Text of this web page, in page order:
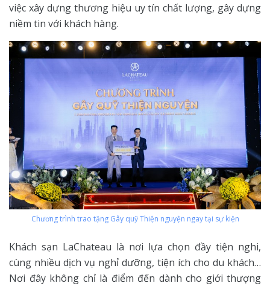
việc xây dựng thương hiệu uy tín chất lượng, gây dựng
niềm tin với khách hàng.
Chương trình trao tặng Gây quỹ Thiện nguyện ngay tại sự kiện
Khách sạn LaChateau là nơi lựa chọn đầy tiện nghi,
cùng nhiều dịch vụ nghỉ dưỡng, tiện ích cho du khách…
Nơi đây không chỉ là điểm đến dành cho giới thượng